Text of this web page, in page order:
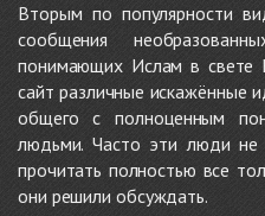
Вторым по популярности
сообщения
понимающих Ислам в свете
сайт различные искажённые
общего с полноценным
людьми. Часто эти люди не
прочитать полностью все
они решили обсуждать.